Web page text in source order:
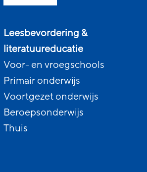
Leesbevordering &
literatuureducatie
Voor- en vroegschools
Primair onderwijs
Voortgezet onderwijs
Beroepsonderwijs
Thuis